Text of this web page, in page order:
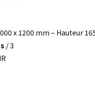
x 1200 mm – Hauteur
/ 3